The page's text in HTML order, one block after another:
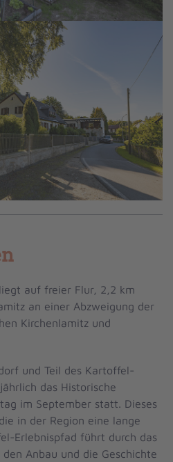
auf freier Flur, 2,2 km
an einer Abzweigung der
Kirchenlamitz und
und Teil des Kartoffel-
das Historische
im September statt. Dieses
in der Region eine lange
Erlebnispfad führt durch das
Anbau und die Geschichte